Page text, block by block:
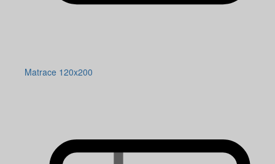
Matrace 120x200